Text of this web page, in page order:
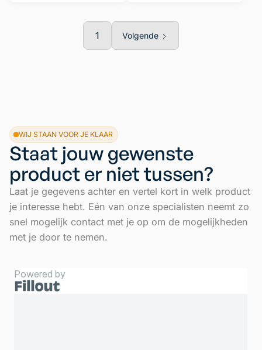
1 Volgende
WIJ STAAN VOOR JE KLAAR
Staat jouw gewenste
product er niet tussen?
Laat je gegevens achter en vertel kort in welk product
je interesse hebt. Eén van onze specialisten neemt zo
snel mogelijk contact met je op om de mogelijkheden
met je door te nemen.